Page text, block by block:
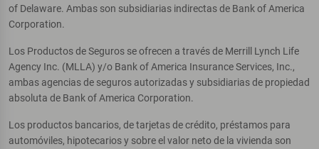
of Delaware. Ambas son subsidiarias indirectas de Bank of America
Corporation.
Los Productos de Seguros se ofrecen a través de Merrill Lynch Life
Agency Inc. (MLLA) y/o Bank of America Insurance Services, Inc.,
ambas agencias de seguros autorizadas y subsidiarias de propiedad
absoluta de Bank of America Corporation.
Los productos bancarios, de tarjetas de crédito, préstamos para
automóviles, hipotecarios y sobre el valor neto de la vivienda son